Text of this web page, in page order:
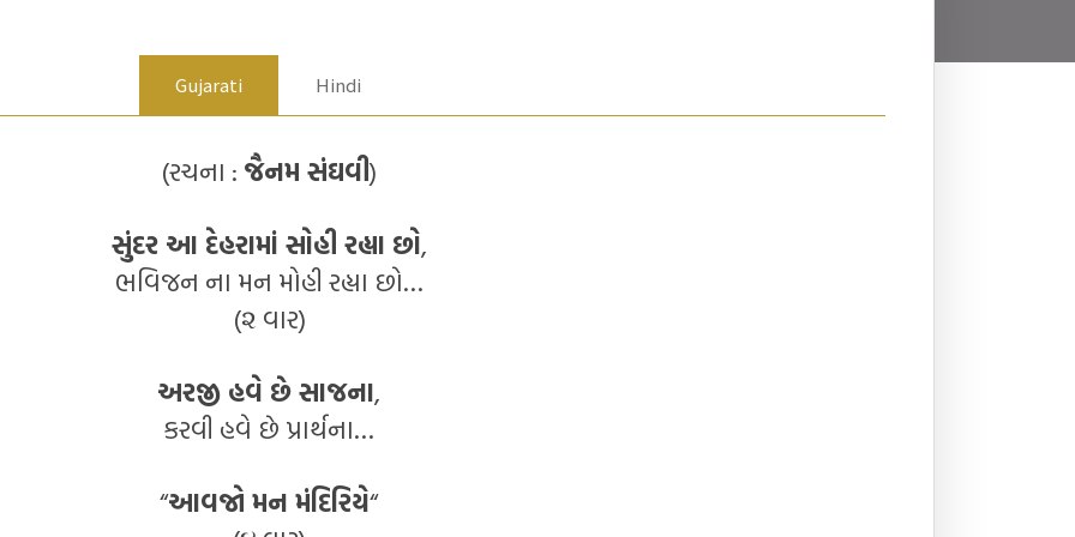
Gujarati Hindi
(રચના : જૈનમ સંઘવી)
સુંદર આ દેહરામાં સોહી રહ્યા છો,
ભવિજન ના મન મોહી રહ્યા છો…
(૨ વાર)
અરજી હવે છે સાજના,
કરવી હવે છે પ્રાર્થના…
“આવજો મન મંદિરિયે“